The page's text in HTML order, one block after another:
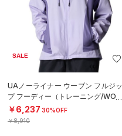
SALE
UAノーライナー ウーブン フルジッ
プ フーディー（トレーニング/WOM
EN）
￥6,237 30%OFF
￥8,910